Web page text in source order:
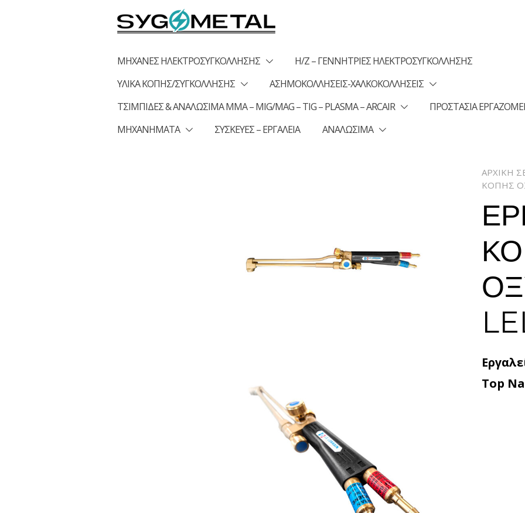
ΜΗΧΑΝΕΣ ΗΛΕΚΤΡΟΣΥΓΚΟΛΛΗΣΗΣ
Η/Ζ – ΓΕΝΝΗΤΡΙΕΣ ΗΛΕΚΤΡΟΣΥΓΚΟΛΛΗΣΗΣ
ΥΛΙΚΑ ΚΟΠΗΣ/ΣΥΓΚΟΛΛΗΣΗΣ
ΑΣΗΜΟΚΟΛΛΗΣΕΙΣ-ΧΑΛΚΟΚΟΛΛΗΣΕΙΣ
ΤΣΙΜΠΙΔΕΣ & ΑΝΑΛΩΣΙΜΑ MMA – MIG/MAG – TIG – PLASMA – ARCAIR
ΠΡΟΣΤΑΣΙΑ
ΜΗΧΑΝΗΜΑΤΑ
ΣΥΣΚΕΥΕΣ – ΕΡΓΑΛΕΙΑ ΑΝΑΛΩΣΙΜΑ
ΑΡΧΙΚΉ
ΚΟΠΗΣ
Τop